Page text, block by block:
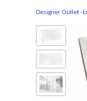
Designer Outlet -